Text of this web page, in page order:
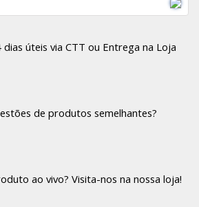
dias úteis via CTT ou Entrega na Loja
de produtos semelhantes?
ao vivo? Visita-nos na nossa loja!